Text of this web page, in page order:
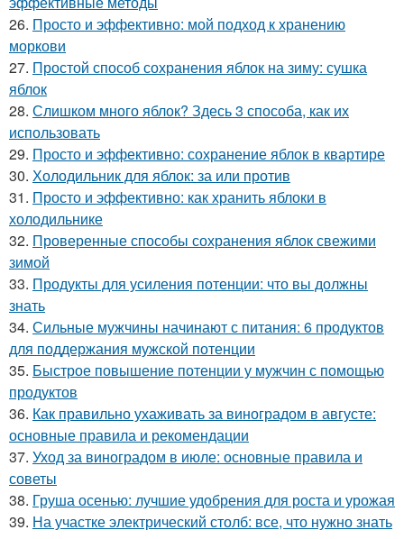
26. Просто и эффективно: мой подход к хранению
моркови
27. Простой способ сохранения яблок на зиму: сушка
яблок
28. Слишком много яблок? Здесь 3 способа, как их
использовать
29. Просто и эффективно: сохранение яблок в квартире
30. Холодильник для яблок: за или против
31. Просто и эффективно: как хранить яблоки в
холодильнике
32. Проверенные способы сохранения яблок свежими
зимой
33. Продукты для усиления потенции: что вы должны
знать
34. Сильные мужчины начинают с питания: 6 продуктов
для поддержания мужской потенции
35. Быстрое повышение потенции у мужчин с помощью
продуктов
36. Как правильно ухаживать за виноградом в августе:
основные правила и рекомендации
37. Уход за виноградом в июле: основные правила и
советы
38. Груша осенью: лучшие удобрения для роста и урожая
39. На участке электрический столб: все, что нужно знать